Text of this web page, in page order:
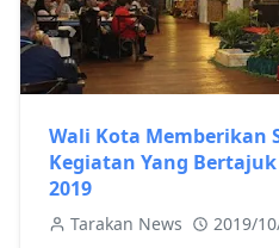
Wali Kota Memberikan
Kegiatan Yang
2019
Tarakan News 2019/